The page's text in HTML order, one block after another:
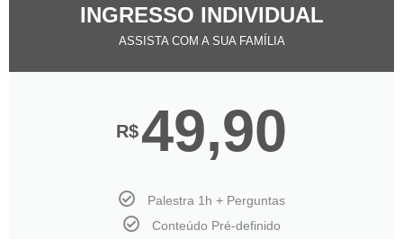
INGRESSO INDIVIDUAL
ASSISTA COM A SUA FAMÍLIA
R$49,90
Palestra 1h + Perguntas
Conteúdo Pré-definido